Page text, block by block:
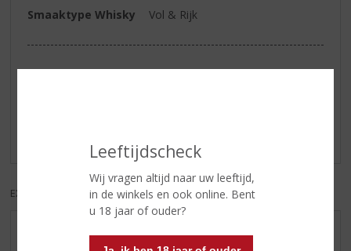
Leeftijdscheck
Wij vragen altijd naar uw leeftijd,
in de winkels en ook online. Bent
u 18 jaar of ouder?
Smaaktype Whisky
Vol & Rijk
Reviews
EXCL. BTW INCL. BTW
AANBIEDINGEN